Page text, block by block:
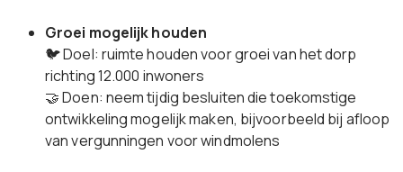
Groei mogelijk houden
🐦 Doel: ruimte houden voor groei van het dorp
richting 12.000 inwoners
🤝 Doen: neem tijdig besluiten die toekomstige
ontwikkeling mogelijk maken, bijvoorbeeld bij afloop
van vergunningen voor windmolens